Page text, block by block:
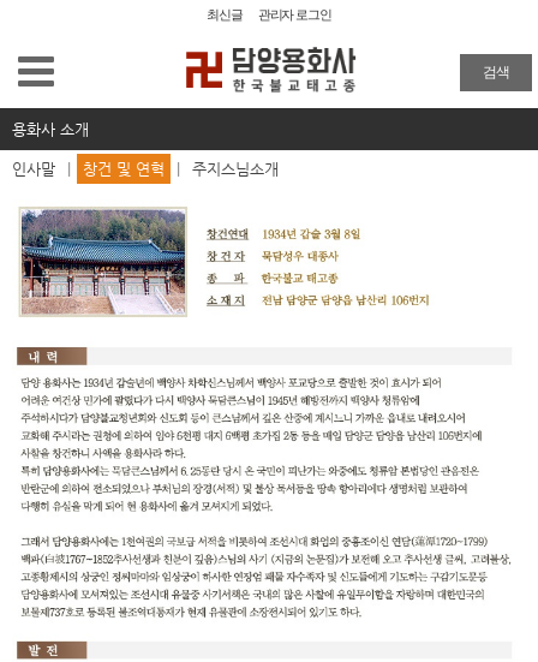
용화사 소개
인사말
창건 및 연혁
주지스님소개
사찰탐방
묵담스님유적박물관
해동율맥
갤러리
최신글 관리자 로그인
검색
용화사 소개
인사말 창건 및 연혁 주지스님소개